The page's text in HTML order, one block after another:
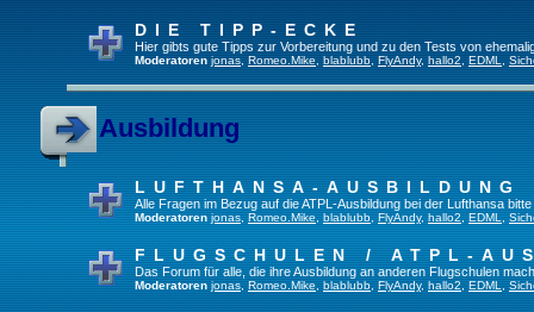
DIE TIPP-ECKE
Hier gibts gute Tipps zur Vorbereitung und zu den Tests von
Moderatoren jonas Romeo.Mike blablubb FlyAndy, hallo2 EDML
Ausbildung
LUFTHANSA-AUSBILDUNG
Alle Fragen im Bezug auf die ATPL-Ausbildung bei der Lufthansa
Moderatoren jonas Romeo.Mike blablubb FlyAndy, hallo2 EDML
FLUGSCHULEN / ATPL-
Das Forum für alle, die ihre Ausbildung an anderen Flugschulen
Moderatoren jonas Romeo.Mike blablubb FlyAndy, hallo2 EDML